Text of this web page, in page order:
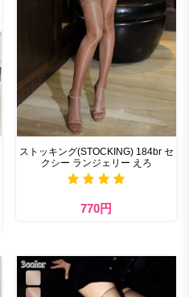
ストッキング(STOCKING) 184br セ
クシー ランジェリー えろ
770円